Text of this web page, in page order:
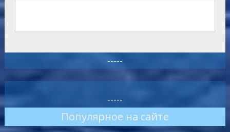
-----
-----
Популярное на сайте